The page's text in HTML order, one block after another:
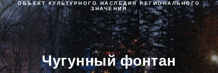
ОБЪЕКТ КУЛЬТУРНОГО НАСЛЕДИЯ РЕГИОНАЛЬНОГО
ЗНАЧЕНИЯ
Чугунный фонтан